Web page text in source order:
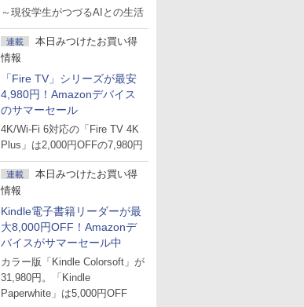
に出会った話
～現役学生がつづるAIとの生活
連載
本日みつけたお買い得
情報
「Fire TV」シリーズが最安
4,980円！Amazonデバイス
のサマーセール
4K/Wi-Fi 6対応の「Fire TV 4K
Plus」は2,000円OFFの7,980円
連載
本日みつけたお買い得
情報
Kindle電子書籍リーダーが最
大8,000円OFF！Amazonデ
バイスがサマーセール中
カラー版「Kindle Colorsoft」が
31,980円。「Kindle
Paperwhite」は5,000円OFF